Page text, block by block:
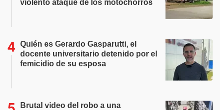
violento ataque de los motochorros
Quién es Gerardo Gasparutti, el
docente universitario detenido por el
femicidio de su esposa
Brutal video del robo a una